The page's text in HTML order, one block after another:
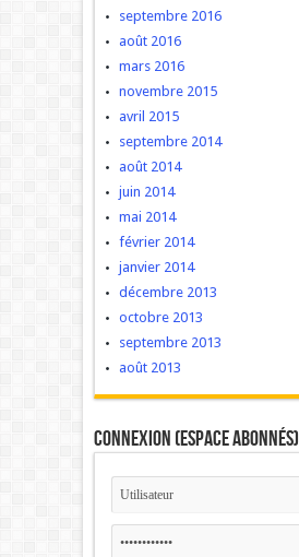
septembre 2016
août 2016
mars 2016
novembre 2015
avril 2015
septembre 2014
août 2014
juin 2014
mai 2014
février 2014
janvier 2014
décembre 2013
octobre 2013
septembre 2013
août 2013
Connexion (Espace Abonnés)